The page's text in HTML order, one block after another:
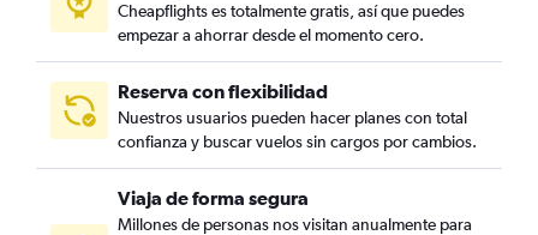
Cheapflights es totalmente gratis, así que puedes
empezar a ahorrar desde el momento cero.
Reserva con flexibilidad
Nuestros usuarios pueden hacer planes con total
confianza y buscar vuelos sin cargos por cambios.
Viaja de forma segura
Millones de personas nos visitan anualmente para